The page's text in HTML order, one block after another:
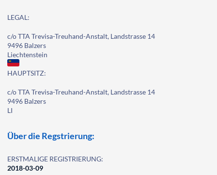
LEGAL:
c/o TTA Trevisa-Treuhand-Anstalt, Landstrasse 14
9496 Balzers
Liechtenstein
HAUPTSITZ:
c/o TTA Trevisa-Treuhand-Anstalt, Landstrasse 14
9496 Balzers
LI
Über die Regstrierung:
ERSTMALIGE REGISTRIERUNG:
2018-03-09